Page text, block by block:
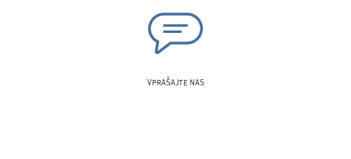
VPRAŠAJTE NAS